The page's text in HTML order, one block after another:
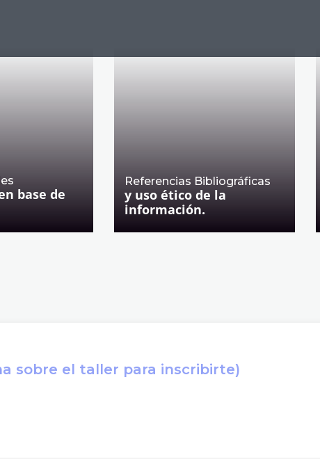
base de
Referencias Bibliográficas
y uso ético de la
información.
sobre el taller para inscribirte)